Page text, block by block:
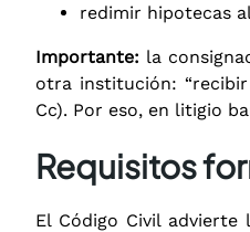
redimir hipotecas
Importante: la
otra institución:
Cc). Por eso, en litigio
Requisitos
El Código Civil